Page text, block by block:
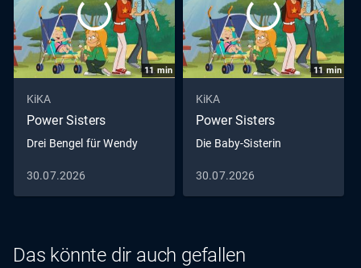
11min
KiKA
Power Sisters
Drei Bengel für Wendy
30.07.2026
11min
KiKA
Power Sisters
Die Baby-Sisterin
30.07.2026
Das könnte dir auch gefallen